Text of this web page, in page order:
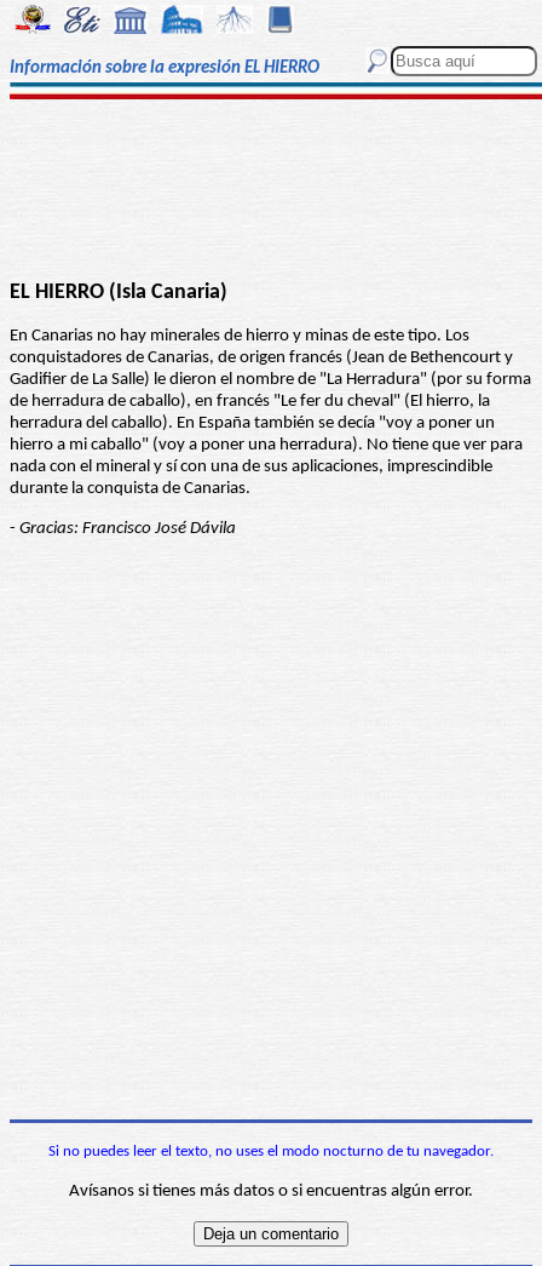
Información sobre la expresión EL HIERRO
EL HIERRO (Isla Canaria)
En Canarias no hay minerales de hierro y minas de este tipo. Los
conquistadores de Canarias, de origen francés (Jean de Bethencourt y
Gadifier de La Salle) le dieron el nombre de "La Herradura" (por su forma
de herradura de caballo), en francés "Le fer du cheval" (El hierro, la
herradura del caballo). En España también se decía "voy a poner un
hierro a mi caballo" (voy a poner una herradura). No tiene que ver para
nada con el mineral y sí con una de sus aplicaciones, imprescindible
durante la conquista de Canarias.
- Gracias: Francisco José Dávila
Si no puedes leer el texto, no uses el modo nocturno de tu navegador.
Avísanos si tienes más datos o si encuentras algún error.